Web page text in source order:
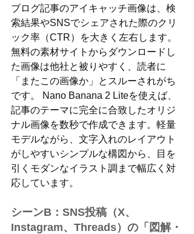
ブログ記事のアイキャッチ画像は、検
索結果やSNSでシェアされた際のクリ
ック率（CTR）を大きく左右します。
無料の素材サイトからダウンロードし
た画像は他社と被りやすく、読者に
「またこの画像か」とスルーされがち
です。 Nano Banana 2 Liteを使えば、
記事のテーマに完全に合致したオリジ
ナル画像を数秒で作成できます。軽量
モデルながら、文字入れのレイアウト
がしやすいシンプルな構図から、目を
引くモダンなイラスト調まで幅広く対
応しています。
シーンB：SNS投稿（X、
Instagram、Threads）の「図解・